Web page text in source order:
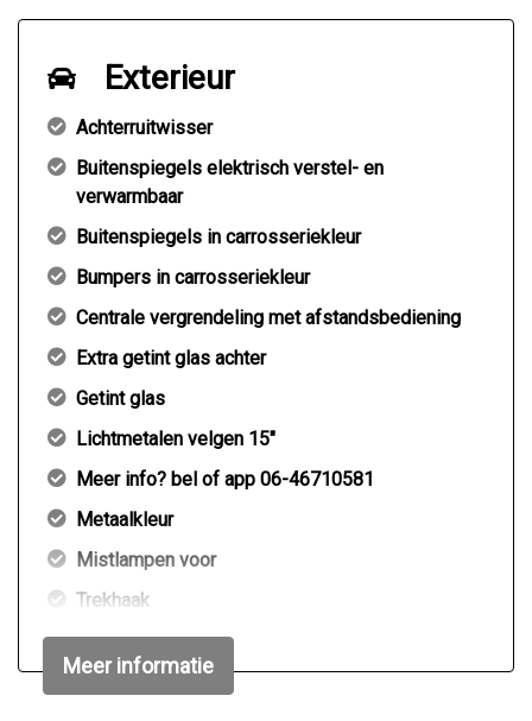
Exterieur
Achterruitwisser
Buitenspiegels elektrisch verstel- en
verwarmbaar
Buitenspiegels in carrosseriekleur
Bumpers in carrosseriekleur
Centrale vergrendeling met afstandsbediening
Extra getint glas achter
Getint glas
Lichtmetalen velgen 15"
Meer info? bel of app 06-46710581
Metaalkleur
Mistlampen voor
Trekhaak
Interieur
Meer informatie